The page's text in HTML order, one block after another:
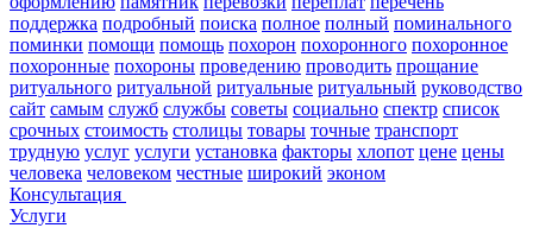
поддержка подробный поиска полное полный поминального
поминки помощи помощь похорон похоронного похоронное
похоронные похороны проведению проводить прощание
ритуального ритуальной ритуальные ритуальный руководство
сайт самым служб службы советы социально спектр список
срочных стоимость столицы товары точные транспорт
трудную услуг услуги установка факторы хлопот цене цены
человека человеком честные широкий эконом
Консультация
Услуги